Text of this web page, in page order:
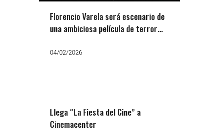
Florencio Varela será escenario de
una ambiciosa película de terror
04/02/2026
Llega “La Fiesta del Cine” a
Cinemacenter